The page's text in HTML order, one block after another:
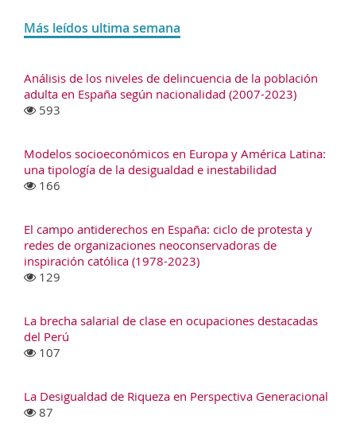
Más leídos ultima semana
Análisis de los niveles de delincuencia de la población
adulta en España según nacionalidad (2007-2023)
593
Modelos socioeconómicos en Europa y América Latina:
una tipología de la desigualdad e inestabilidad
166
El campo antiderechos en España: ciclo de protesta y
redes de organizaciones neoconservadoras de
inspiración católica (1978-2023)
129
La brecha salarial de clase en ocupaciones destacadas
del Perú
107
La Desigualdad de Riqueza en Perspectiva Generacional
87